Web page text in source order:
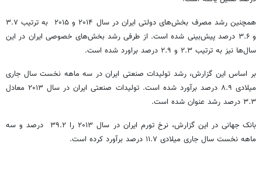
همچنین رشد مصرف بخش‌های دولتی ایران در سال ۲۰۱۴ و ۲۰۱۵ به ترتیب ۳.۷
و ۳.۶ درصد پیش‌بینی شده است. از طرفی رشد بخش‌های خصوصی ایران در این
سال‌ها نیز به ترتیب ۲.۳ و ۲.۹ درصد براورد شده است.
بر اساس این گزارش، رشد تولیدات صنعتی ایران در سه ماهه نخست سال جاری
میلادی ۸.۹ درصد برآورد شده است. تولیدات صنعتی ایران در سال ۲۰۱۳ معادل
۳.۳ درصد رشد عنوان شده است.
بانک جهانی در این گزارش، نرخ تورم ایران در سال ۲۰۱۳ را ۳۹.۲ درصد و سه
ماهه نخست سال جاری میلادی ۱۱.۷ درصد برآورد کرده است.